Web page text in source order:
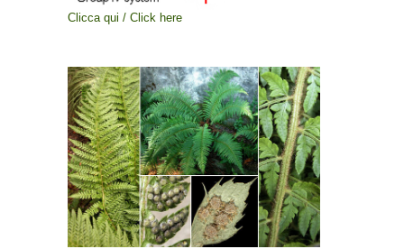
Clicca qui / Click here